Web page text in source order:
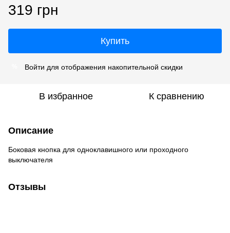
319 грн
Купить
Войти для отображения накопительной скидки
В избранное К сравнению
Описание
Боковая кнопка для одноклавишного или проходного
выключателя
Отзывы